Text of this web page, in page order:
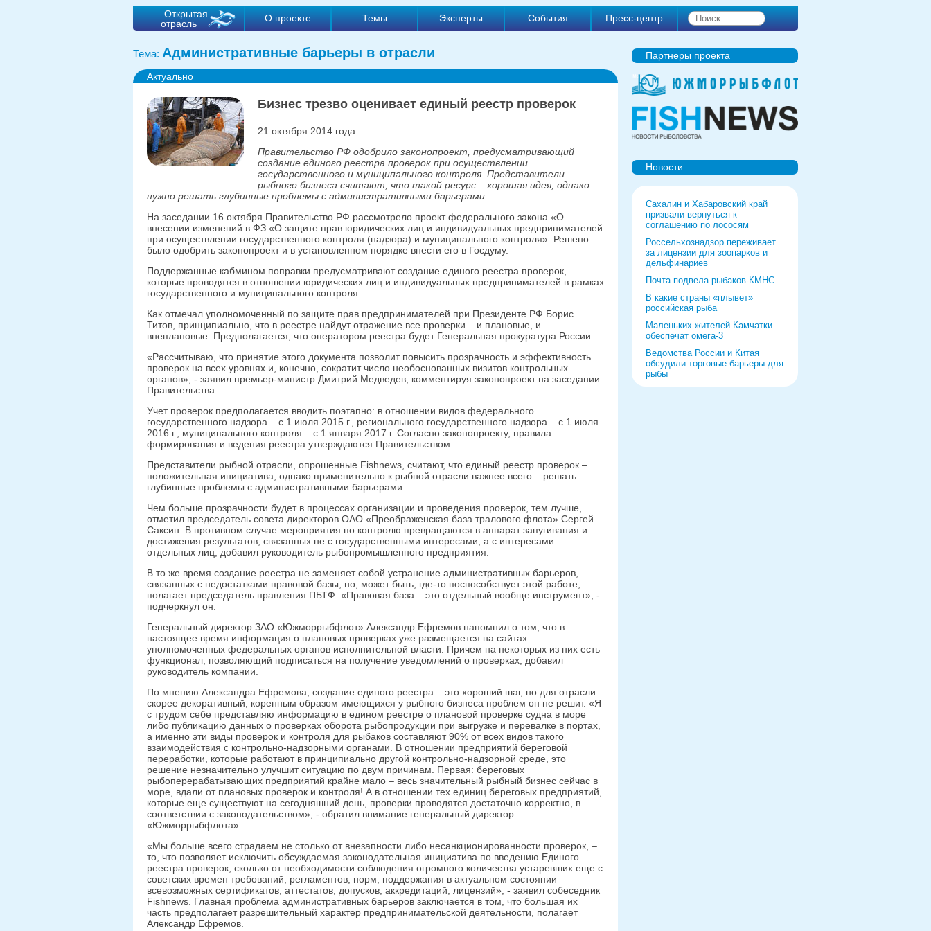
Открытая
отрасль
О проекте Темы Эксперты События Пресс-центр
Тема: Административные барьеры в отрасли
Актуально
Бизнес трезво оценивает единый реестр проверок
21 октября 2014 года
Правительство РФ одобрило законопроект, предусматривающий
создание единого реестра проверок при осуществлении
государственного и муниципального контроля. Представители
рыбного бизнеса считают, что такой ресурс – хорошая идея, однако
нужно решать глубинные проблемы с административными барьерами.
На заседании 16 октября Правительство РФ рассмотрело проект федерального закона «О
внесении изменений в ФЗ «О защите прав юридических лиц и индивидуальных предпринимателей
при осуществлении государственного контроля (надзора) и муниципального контроля». Решено
было одобрить законопроект и в установленном порядке внести его в Госдуму.
Поддержанные кабмином поправки предусматривают создание единого реестра проверок,
которые проводятся в отношении юридических лиц и индивидуальных предпринимателей в рамках
государственного и муниципального контроля.
Как отмечал уполномоченный по защите прав предпринимателей при Президенте РФ Борис
Титов, принципиально, что в реестре найдут отражение все проверки – и плановые, и
внеплановые. Предполагается, что оператором реестра будет Генеральная прокуратура России.
«Рассчитываю, что принятие этого документа позволит повысить прозрачность и эффективность
проверок на всех уровнях и, конечно, сократит число необоснованных визитов контрольных
органов», - заявил премьер-министр Дмитрий Медведев, комментируя законопроект на заседании
Правительства.
Учет проверок предполагается вводить поэтапно: в отношении видов федерального
государственного надзора – с 1 июля 2015 г., регионального государственного надзора – с 1 июля
2016 г., муниципального контроля – с 1 января 2017 г. Согласно законопроекту, правила
формирования и ведения реестра утверждаются Правительством.
Представители рыбной отрасли, опрошенные Fishnews, считают, что единый реестр проверок –
положительная инициатива, однако применительно к рыбной отрасли важнее всего – решать
глубинные проблемы с административными барьерами.
Чем больше прозрачности будет в процессах организации и проведения проверок, тем лучше,
отметил председатель совета директоров ОАО «Преображенская база тралового флота» Сергей
Саксин. В противном случае мероприятия по контролю превращаются в аппарат запугивания и
достижения результатов, связанных не с государственными интересами, а с интересами
отдельных лиц, добавил руководитель рыбопромышленного предприятия.
В то же время создание реестра не заменяет собой устранение административных барьеров,
связанных с недостатками правовой базы, но, может быть, где-то поспособствует этой работе,
полагает председатель правления ПБТФ. «Правовая база – это отдельный вообще инструмент», -
подчеркнул он.
Генеральный директор ЗАО «Южморрыбфлот» Александр Ефремов напомнил о том, что в
настоящее время информация о плановых проверках уже размещается на сайтах
уполномоченных федеральных органов исполнительной власти. Причем на некоторых из них есть
функционал, позволяющий подписаться на получение уведомлений о проверках, добавил
руководитель компании.
По мнению Александра Ефремова, создание единого реестра – это хороший шаг, но для отрасли
скорее декоративный, коренным образом имеющихся у рыбного бизнеса проблем он не решит. «Я
с трудом себе представляю информацию в едином реестре о плановой проверке судна в море
либо публикацию данных о проверках оборота рыбопродукции при выгрузке и перевалке в портах,
а именно эти виды проверок и контроля для рыбаков составляют 90% от всех видов такого
взаимодействия с контрольно-надзорными органами. В отношении предприятий береговой
переработки, которые работают в принципиально другой контрольно-надзорной среде, это
решение незначительно улучшит ситуацию по двум причинам. Первая: береговых
рыбоперерабатывающих предприятий крайне мало – весь значительный рыбный бизнес сейчас в
море, вдали от плановых проверок и контроля! А в отношении тех единиц береговых предприятий,
которые еще существуют на сегодняшний день, проверки проводятся достаточно корректно, в
соответствии с законодательством», - обратил внимание генеральный директор
«Южморрыбфлота».
«Мы больше всего страдаем не столько от внезапности либо несанкционированности проверок, –
то, что позволяет исключить обсуждаемая законодательная инициатива по введению Единого
реестра проверок, сколько от необходимости соблюдения огромного количества устаревших еще с
советских времен требований, регламентов, норм, поддержания в актуальном состоянии
всевозможных сертификатов, аттестатов, допусков, аккредитаций, лицензий», - заявил собеседник
Fishnews. Главная проблема административных барьеров заключается в том, что большая их
часть предполагает разрешительный характер предпринимательской деятельности, полагает
Александр Ефремов.
Партнеры проекта
Новости
Сахалин и Хабаровский край
призвали вернуться к
соглашению по лососям
Россельхознадзор переживает
за лицензии для зоопарков и
дельфинариев
Почта подвела рыбаков-КМНС
В какие страны «плывет»
российская рыба
Маленьких жителей Камчатки
обеспечат омега-3
Ведомства России и Китая
обсудили торговые барьеры для
рыбы